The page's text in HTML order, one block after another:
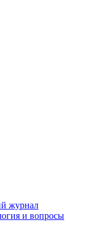
журнал
и вопросы